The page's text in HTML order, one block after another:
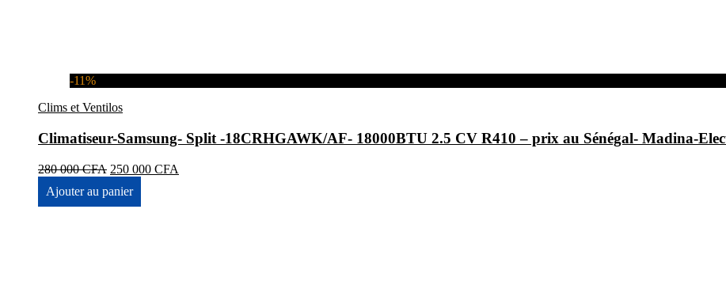
-11%
Clims et Ventilos
Climatiseur-Samsung- Split -18CRHGAWK/AF- 18000BTU 2.5 CV R410 – prix au Sénégal- Madina-
280 000CFA Le
initial
était :
250 000 CFA
Ajouter au panier